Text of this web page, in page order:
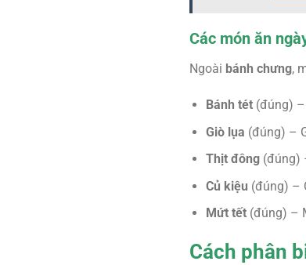
Các món ăn
Ngoài bánh chưng,
Bánh tét(đúng) –
Giò lụa (đúng) –
Thịt đông(đúng)
Củ kiệu (đúng) –
Mứt tết(đúng) –
Cách phân